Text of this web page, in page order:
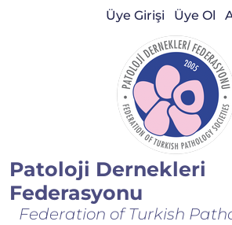
Patoloji Dernekleri
Federasyonu
Federation of Turkish
Üye Girişi Üye Ol